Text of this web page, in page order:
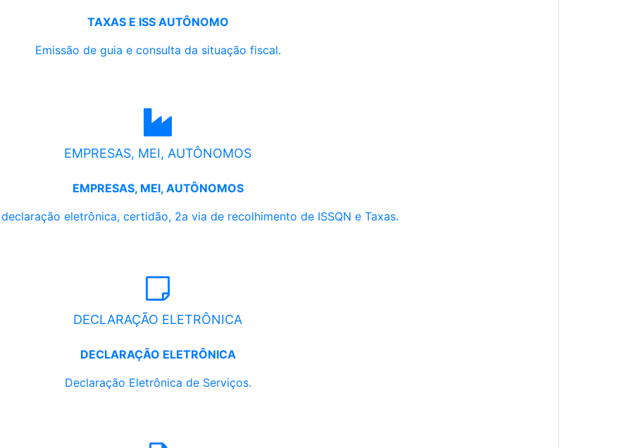
TAXAS E ISS AUTÔNOMO
Emissão de guia e consulta da situação fiscal.
EMPRESAS, MEI, AUTÔNOMOS
EMPRESAS, MEI, AUTÔNOMOS
eletrônica, certidão, 2a via de recolhimento de ISSQN e Taxas.
DECLARAÇÃO ELETRÔNICA
DECLARAÇÃO ELETRÔNICA
Declaração Eletrônica de Serviços.